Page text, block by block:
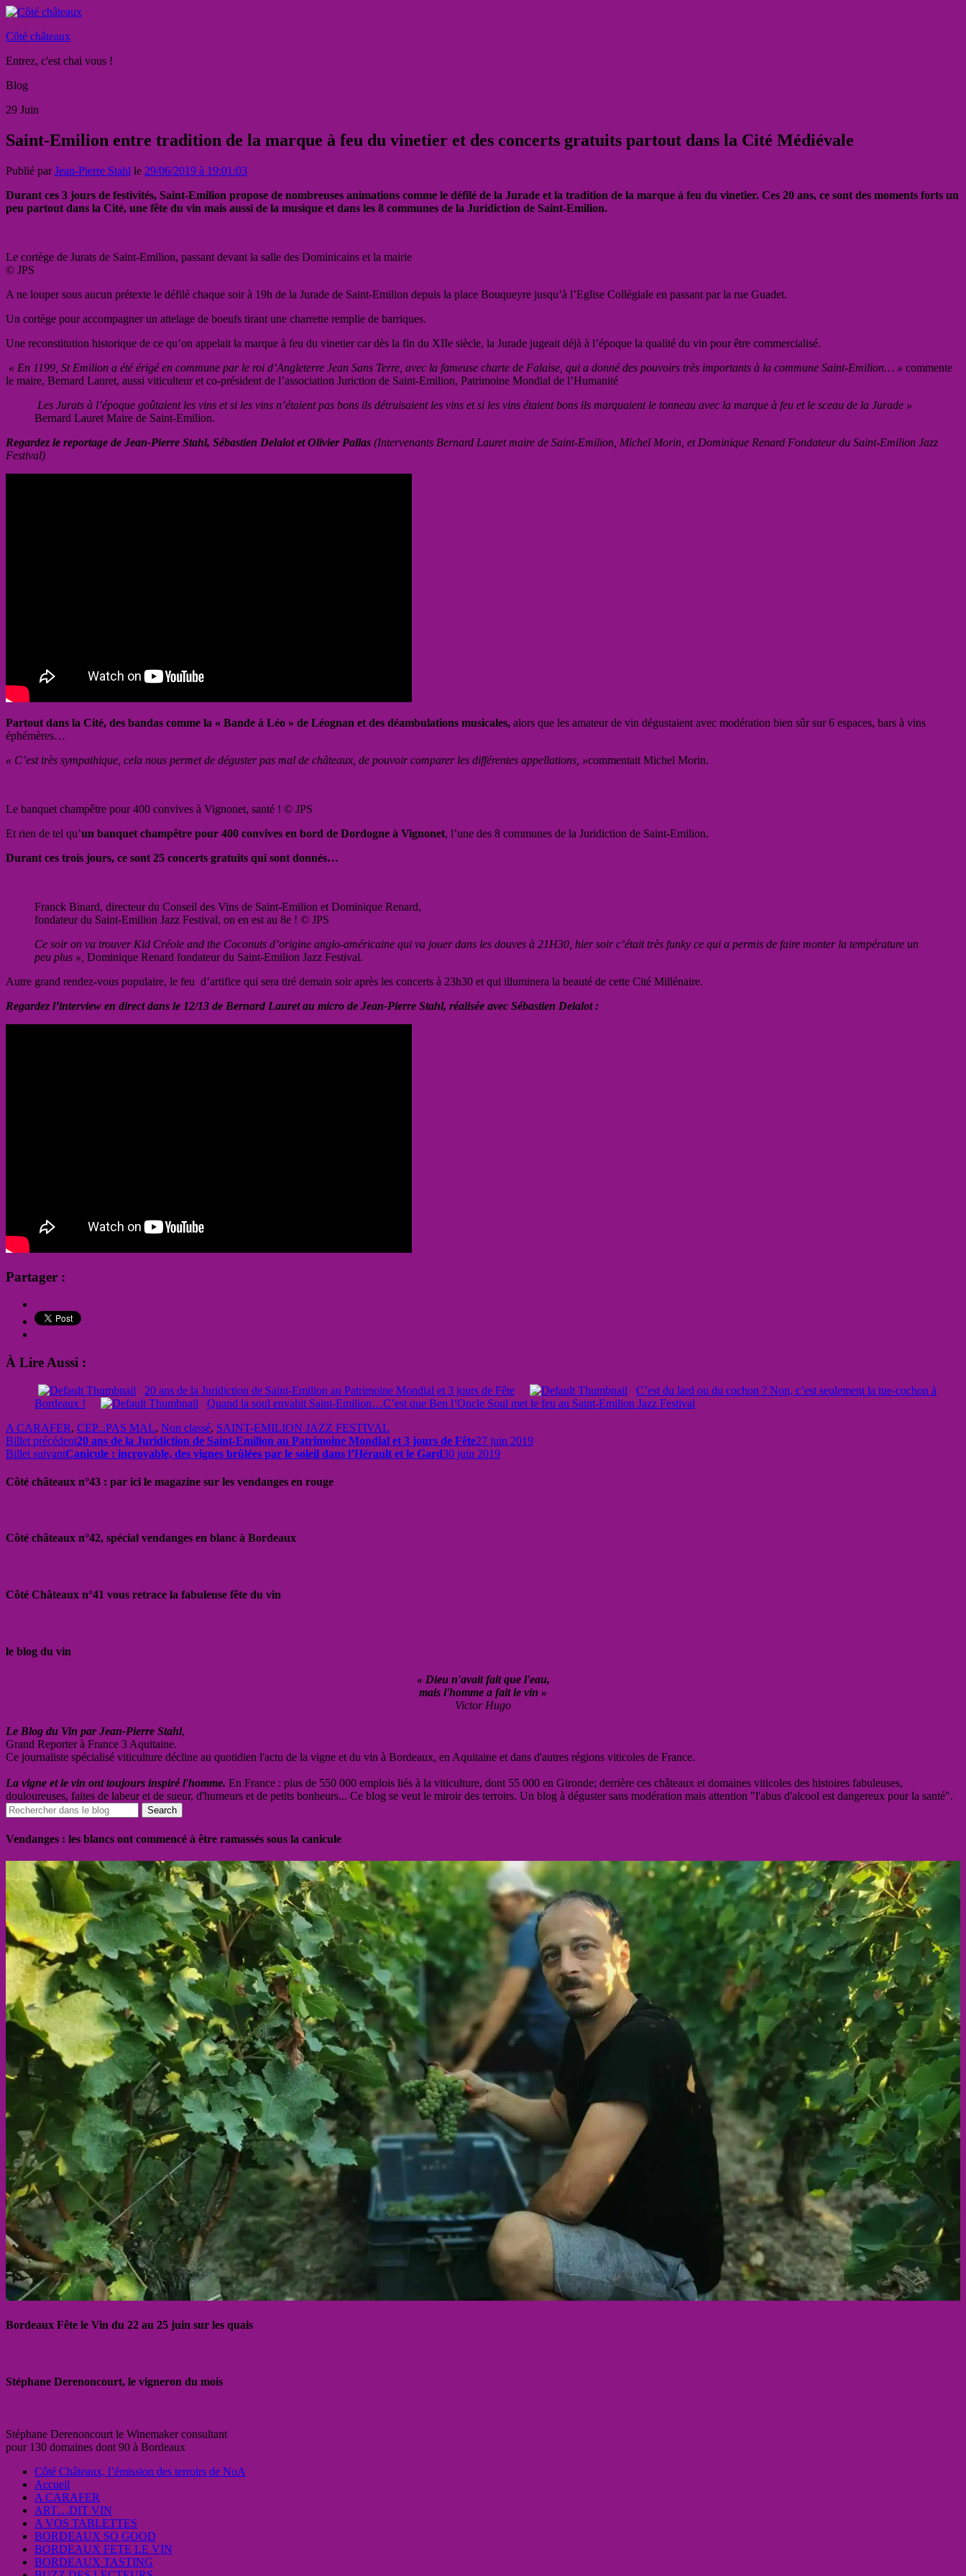
Côté châteaux
Entrez, c'est chai vous !
Blog
29 Juin
Saint-Emilion entre tradition de la marque à feu du vinetier et des concerts gratuits partout dans la Cité Médiévale
Publié parJean-Pierre Stahl le 29/06/2019 à 19:01:03
Durant ces 3 jours de festivités, Saint-Emilion propose de nombreuses animations comme le défilé de la Jurade et la tradition de la marque à feu du vinetier. Ces 20 ans, ce sont des moments forts un
peu partout dans la Cité, une fête du vin mais aussi de la musique et dans les 8 communes de la Juridiction de Saint-Emilion.
Le cortège de Jurats de Saint-Emilion, passant devant la salle des Dominicains et la mairie
© JPS
A ne louper sous aucun prétexte le défilé chaque soir à 19h de la Jurade de Saint-Emilion depuis la place Bouqueyre jusqu’à l’Eglise Collégiale en passant par la rue Guadet.
Un cortège pour accompagner un attelage de boeufs tirant une charrette remplie de barriques.
Une reconstitution historique de ce qu’on appelait la marque à feu du vinetier car dès la fin du XIIe siècle, la Jurade jugeait déjà à l’époque la qualité du vin pour être commercialisé.
« En 1199, St Emilion a été érigé en commune par le roi d’Angleterre Jean Sans Terre, avec la fameuse charte de Falaise, qui a donné des pouvoirs très importants à la commune Saint-Emilion… » commente
le maire, Bernard Lauret, aussi viticulteur et co-président de l’association Juriction de Saint-Emilion, Patrimoine Mondial de l’Humanité
Les Jurats à l’époque goûtaient les vins et si les vins n’étaient pas bons ils détruisaient les vins et si les vins étaient bons ils marquaient le tonneau avec la marque à feu et le sceau de la Jurade »
Bernard Lauret Maire de Saint-Emilion.
Regardez le reportage de Jean-Pierre Stahl, Sébastien Delalot et Olivier Pallas (Intervenants Bernard Lauret maire de Saint-Emilion, Michel Morin, et Dominique Renard Fondateur du Saint-Emilion Jazz
Festival)
Partout dans la Cité, des bandas comme la « Bande à Léo » de Léognan et des déambulations musicales, alors que les amateur de vin dégustaient avec modération bien sûr sur 6 espaces, bars à vins
éphémères…
« C’est très sympathique, cela nous permet de déguster pas mal de châteaux, de pouvoir comparer les différentes appellations, »commentait Michel Morin.
Le banquet champêtre pour 400 convives à Vignonet, santé ! © JPS
Et rien de tel qu’un banquet champêtre pour 400 convives en bord de Dordogne à Vignonet, l’une des 8 communes de la Juridiction de Saint-Emilion.
Durant ces trois jours, ce sont 25 concerts gratuits qui sont donnés…
Franck Binard, directeur du Conseil des Vins de Saint-Emilion et Dominique Renard,
fondateur du Saint-Emilion Jazz Festival, on en est au 8e ! © JPS
Ce soir on va trouver Kid Créole and the Coconuts d’origine anglo-américaine qui va jouer dans les douves à 21H30, hier soir c’était très funky ce qui a permis de faire monter la température un
peu plus », Dominique Renard fondateur du Saint-Emilion Jazz Festival.
Autre grand rendez-vous populaire, le feu d’artifice qui sera tiré demain soir après les concerts à 23h30 et qui illuminera la beauté de cette Cité Millénaire.
Regardez l’interview en direct dans le 12/13 de Bernard Lauret au micro de Jean-Pierre Stahl, réalisée avec Sébastien Delalot :
Partager :
À Lire Aussi :
20 ans de la Juridiction de Saint-Emilion au Patrimoine Mondial et 3 jours de Fête
C’est du lard ou du cochon ? Non, c’est seulement la tue-cochon à
Bordeaux !
Quand la soul envahit Saint-Emilion…C’est que Ben l’Oncle Soul met le feu au Saint-Emilion Jazz Festival
A CARAFER, CEP...PAS MAL, Non classé, SAINT-EMILION JAZZ FESTIVAL
Billet précédent20 ans de la Juridiction de Saint-Emilion au Patrimoine Mondial et 3 jours de Fête27 juin 2019
Billet suivantCanicule : incroyable, des vignes brûlées par le soleil dans l’Hérault et le Gard30 juin 2019
Côté châteaux n°43 : par ici le magazine sur les vendanges en rouge
Côté châteaux n°42, spécial vendanges en blanc à Bordeaux
Côté Châteaux n°41 vous retrace la fabuleuse fête du vin
le blog du vin
« Dieu n'avait fait que l'eau,
mais l'homme a fait le vin »
Victor Hugo
Le Blog du Vin par Jean-Pierre Stahl,
Grand Reporter à France 3 Aquitaine.
Ce journaliste spécialisé viticulture décline au quotidien l'actu de la vigne et du vin à Bordeaux, en Aquitaine et dans d'autres régions viticoles de France.
La vigne et le vin ont toujours inspiré l'homme. En France : plus de 550 000 emplois liés à la viticulture, dont 55 000 en Gironde; derrière ces châteaux et domaines viticoles des histoires fabuleuses,
douloureuses, faites de labeur et de sueur, d'humeurs et de petits bonheurs... Ce blog se veut le miroir des terroirs. Un blog à déguster sans modération mais attention "l'abus d'alcool est dangereux pour la santé".
Vendanges : les blancs ont commencé à être ramassés sous la canicule
Bordeaux Fête le Vin du 22 au 25 juin sur les quais
Stéphane Derenoncourt, le vigneron du mois
Stéphane Derenoncourt le Winemaker consultant
pour 130 domaines dont 90 à Bordeaux
Côté Châteaux, l’émission des terroirs de NoA
Accueil
A CARAFER
ART…DIT VIN
A VOS TABLETTES
BORDEAUX SO GOOD
BORDEAUX FETE LE VIN
BORDEAUX TASTING